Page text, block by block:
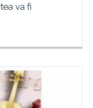
va fi